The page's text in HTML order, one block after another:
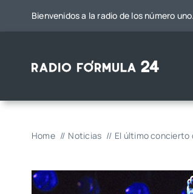
Bienvenidos a la radio de los número
Home Noticias El último concierto